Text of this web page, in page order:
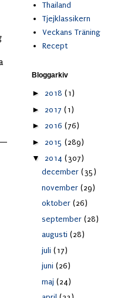
Thailand
Tjejklassikern
Veckans Träning
Recept
Bloggarkiv
► 2018 (1)
► 2017 (1)
► 2016 (76)
► 2015 (289)
▼ 2014 (307)
december (35)
november (29)
oktober (26)
september (28)
augusti (28)
juli (17)
juni (26)
maj (24)